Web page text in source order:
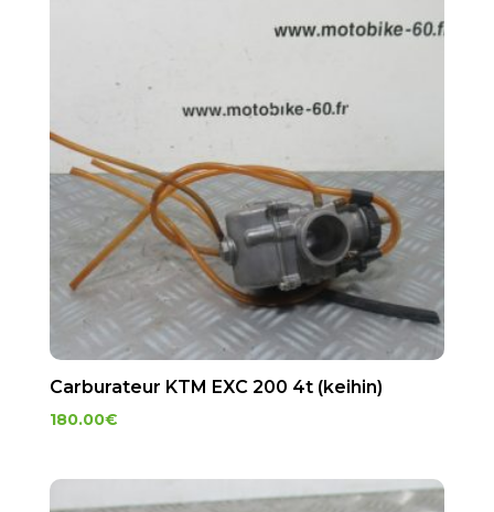
Carburateur KTM EXC 200 4t (keihin)
180.00€